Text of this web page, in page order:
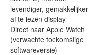
levendiger, gemakkelijker
af te lezen display
Direct naar Apple Watch
(verwachte toekomstige
softwareversie)